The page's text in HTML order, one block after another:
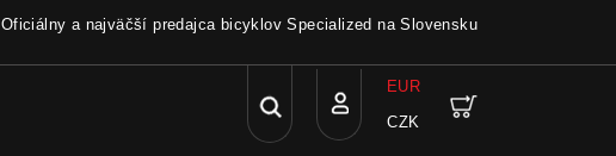
Oficiálny a najväčší predajca bicyklov Specialized na Slovensku
Hľadať
Prihlásenie
EUR
CZK